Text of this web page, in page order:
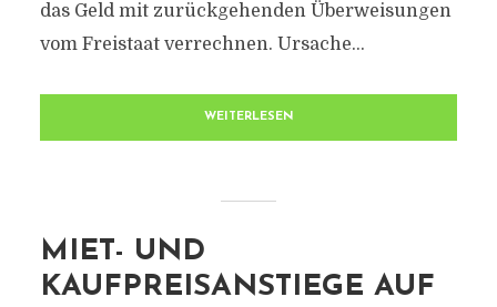
das Geld mit zurückgehenden Überweisungen
vom Freistaat verrechnen. Ursache...
WEITERLESEN
MIET- UND
KAUFPREISANSTIEGE AUF